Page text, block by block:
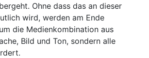
Ohne dass das an dieser
wird, werden am Ende
die Medienkombination aus
Bild und Ton, sondern alle